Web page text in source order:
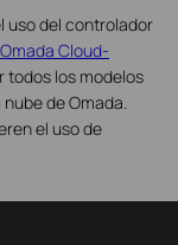
uso del controlador
Omada Cloud-
todos los modelos
de Omada.
el uso de